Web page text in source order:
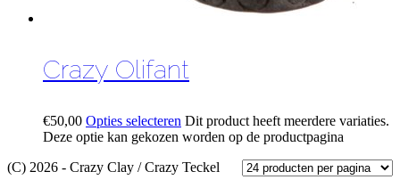
Crazy Olifant
€50,00 Opties selecteren Dit product heeft meerdere variaties.
Deze optie kan gekozen worden op de productpagina
(C) 2026 - Crazy Clay / Crazy Teckel